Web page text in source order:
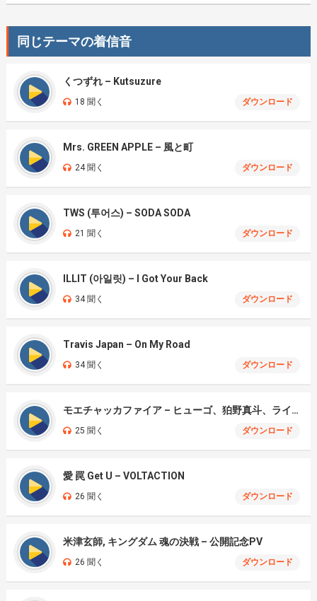
同じテーマの着信音
くつずれ – Kutsuzure
18 聞く ダウンロード
Mrs. GREEN APPLE – 風と町
24 聞く ダウンロード
TWS (투어스) – SODA SODA
21 聞く ダウンロード
ILLIT (아일릿) – I Got Your Back
34 聞く ダウンロード
Travis Japan – On My Road
34 聞く ダウンロード
モエチャッカファイア – ヒューゴ、狛野真斗、ライト、セヴェリアン (Cover )
25 聞く ダウンロード
愛 罠 Get U – VOLTACTION
26 聞く ダウンロード
米津玄師, キングダム 魂の決戦 – 公開記念PV
26 聞く ダウンロード